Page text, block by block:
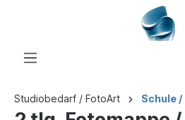
Studiobedarf / FotoArt Schule